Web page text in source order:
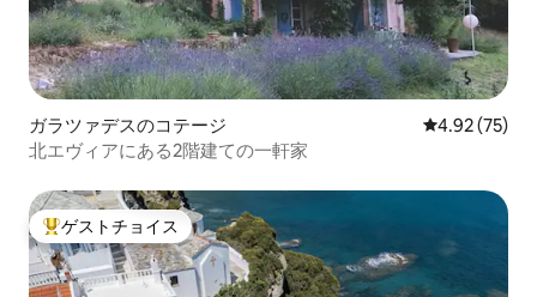
ガラツァデスのコテージ レビュー75
4.92 (75)
北エヴィアにある2階建ての一軒家
大好評のゲストチョイスです。
ゲストチョイス